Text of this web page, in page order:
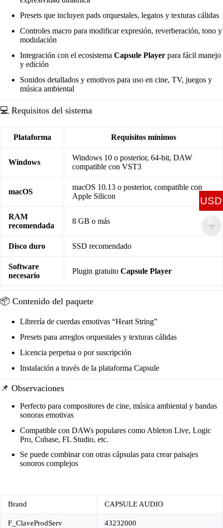
Presets que incluyen pads orquestales, legatos y texturas cálidas
Controles macro para modificar expresión, reverberación, tono y
modulación
Integración con el ecosistema Capsule Player para fácil manejo
y edición
Sonidos detallados y emotivos para uso en cine, TV, juegos y
música ambiental
💻 Requisitos del sistema
Plataforma Requisitos mínimos
Windows
Windows 10 o posterior, 64-bit, DAW
compatible con VST3
macOS
macOS 10.13 o posterior, compatible con
Apple Silicon
RAM
recomendada
8 GB o más
Disco duro SSD recomendado
Software
necesario
Plugin gratuito Capsule Player
📦 Contenido del paquete
Librería de cuerdas emotivas “Heart String”
Presets para arreglos orquestales y texturas cálidas
Licencia perpetua o por suscripción
Instalación a través de la plataforma Capsule
📌 Observaciones
Perfecto para compositores de cine, música ambiental y bandas
sonoras emotivas
Compatible con DAWs populares como Ableton Live, Logic
Pro, Cubase, FL Studio, etc.
Se puede combinar con otras cápsulas para crear paisajes
sonoros complejos
Brand CAPSULE AUDIO
F_ClaveProdServ 43232000
USD
$